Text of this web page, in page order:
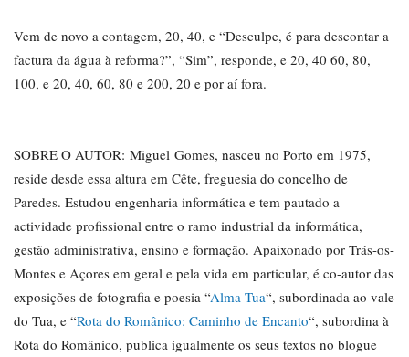
Vem de novo a contagem, 20, 40, e “Desculpe, é para descontar a
factura da água à reforma?”, “Sim”, responde, e 20, 40 60, 80,
100, e 20, 40, 60, 80 e 200, 20 e por aí fora.
SOBRE O AUTOR: Miguel Gomes, nasceu no Porto em 1975,
reside desde essa altura em Cête, freguesia do concelho de
Paredes. Estudou engenharia informática e tem pautado a
actividade profissional entre o ramo industrial da informática,
gestão administrativa, ensino e formação. Apaixonado por Trás-os-
Montes e Açores em geral e pela vida em particular, é co-autor das
exposições de fotografia e poesia “Alma Tua“, subordinada ao vale
do Tua, e “Rota do Românico: Caminho de Encanto“, subordina à
Rota do Românico, publica igualmente os seus textos no blogue